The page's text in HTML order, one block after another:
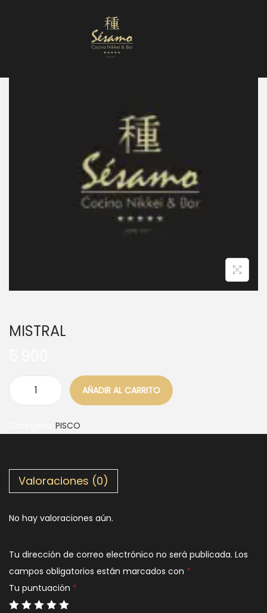
Nuestra Carta
MISTRAL
AÑADIR AL CARRITO
PISCO
Valoraciones (0)
No hay valoraciones aún.
Tu dirección de correo electrónico no será publicada. Los
campos obligatorios están marcados con *
Tu puntuación *